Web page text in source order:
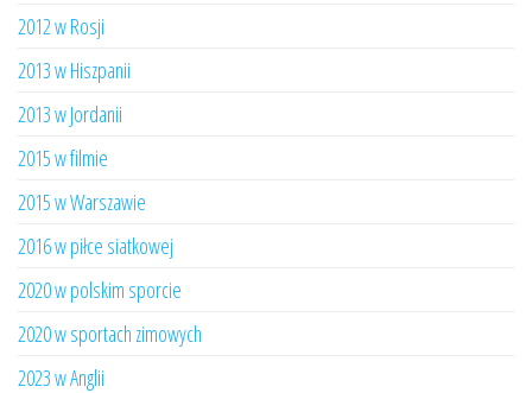
2012 w Rosji
2013 w Hiszpanii
2013 w Jordanii
2015 w filmie
2015 w Warszawie
2016 w piłce siatkowej
2020 w polskim sporcie
2020 w sportach zimowych
2023 w Anglii